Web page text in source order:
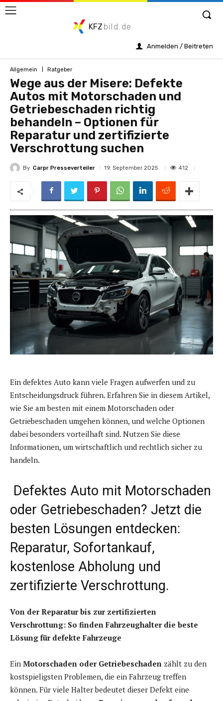
KFZ bild.de
Anmelden / Beitreten
Allgemein Ratgeber
Wege aus der Misere: Defekte
Autos mit Motorschaden und
Getriebeschaden richtig
behandeln – Optionen für
Reparatur und zertifizierte
Verschrottung suchen
By Carpr Presseverteiler 19. September 2025 412
Ein defektes Auto kann viele Fragen aufwerfen und zu
Entscheidungsdruck führen. Erfahren Sie in diesem Artikel,
wie Sie am besten mit einem Motorschaden oder
Getriebeschaden umgehen können, und welche Optionen
dabei besonders vorteilhaft sind. Nutzen Sie diese
Informationen, um wirtschaftlich und rechtlich sicher zu
handeln.
Defektes Auto mit Motorschaden
oder Getriebeschaden? Jetzt die
besten Lösungen entdecken:
Reparatur, Sofortankauf,
kostenlose Abholung und
zertifizierte Verschrottung.
Von der Reparatur bis zur zertifizierten
Verschrottung: So finden Fahrzeughalter die beste
Lösung für defekte Fahrzeuge
Ein Motorschaden oder Getriebeschaden zählt zu den
kostspieligsten Problemen, die ein Fahrzeug treffen
können. Für viele Halter bedeutet dieser Defekt eine